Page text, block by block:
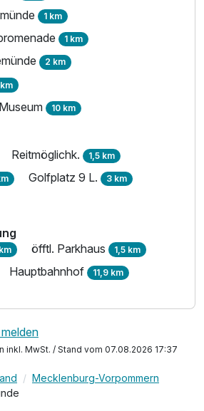
1 km
1 km
2 km
10 km
Reitmöglichk. 1,5 km
Golfplatz 9 L. 3 km
öfftl. Parkhaus 1,5 km
Hauptbahnhof 11,9 km
inkl. MwSt. / Stand vom 07.08.2026 17:37
Mecklenburg-Vorpommern